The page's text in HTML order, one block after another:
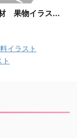
果物イラス...
イラスト